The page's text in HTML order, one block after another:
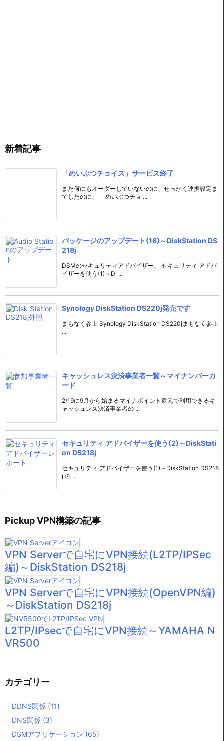
新着記事
「めいぶつチョイス」サービス終了
まだ何にもオーダーしていないのに、せっかく連携設定ま
でしたのに、 「めいぶつチョ ...
パッケージのアップデート(16)～DiskStation DS
218j
DSMのセキュリティアドバイザー、 セキュリティ アドバ
イザーを使う(1)～Di ...
Synology DiskStation DS220j発売です
まもなく参上 Synology DiskStation DS220jまもなく参上
...
キャッシュレス決済事業者一覧～マイナンバーカ
ード
2/19に9月から始まるマイナポイント還元で利用できるキ
ャッシュレス決済事業者の ...
セキュリティ アドバイザーを使う(2)～DiskStati
on DS218j
セキュリティ アドバイザーを使う(1)～DiskStation DS218
j の ...
Pickup VPN構築の記事
VPN Serverで自宅にVPN接続(L2TP/IPSec
編)～DiskStation DS218j
VPN Serverで自宅にVPN接続(OpenVPN編)
～DiskStation DS218j
L2TP/IPsecで自宅にVPN接続～YAMAHA N
VR500
カテゴリー
DDNS関係 (11)
DNS関係 (3)
DSMアプリケーション (65)